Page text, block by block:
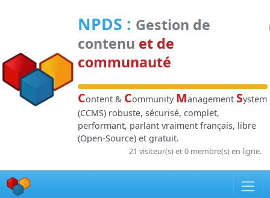
NPDS : Gestion de
contenu et de
communauté
Content & Community Management System
(CCMS) robuste, sécurisé, complet,
performant, parlant vraiment français, libre
(Open-Source) et gratuit.
21 visiteur(s) et 0 membre(s) en ligne.